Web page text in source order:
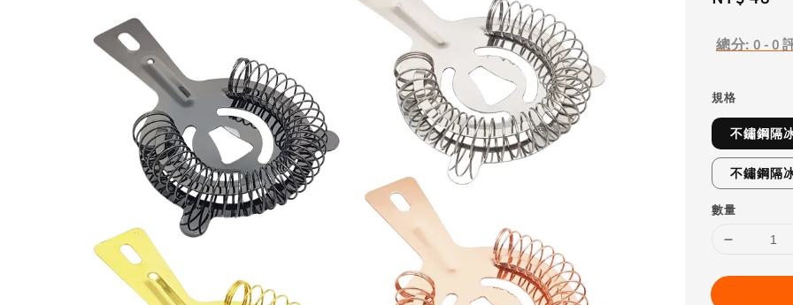
總分: 0-0
規格
不鏽鋼隔
不鏽鋼隔
數量